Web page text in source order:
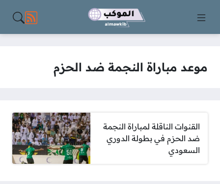
مواقع
موعد مباراة النجمة ضد الحزم
القنوات الناقلة لمباراة النجمة
ضد الحزم في بطولة الدوري
السعودي